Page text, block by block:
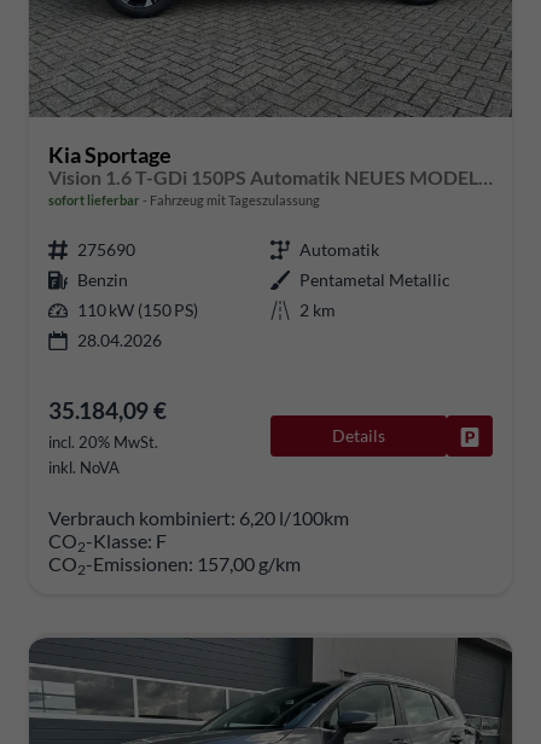
Kia Sportage
sofort lieferbar Fahrzeug mit Tageszulassung
275690
Automatik
Benzin
Pentametal Metallic
110 kW (150 PS)
2 km
28.04.2026
35.184,09 €
incl. 20% MwSt.
inkl. NoVA
Details
Verbrauch kombiniert: 6,20 l/100km
CO2-Klasse: F
CO2-Emissionen: 157,00 g/km